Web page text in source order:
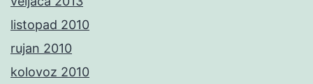
listopad 2010
rujan 2010
kolovoz 2010